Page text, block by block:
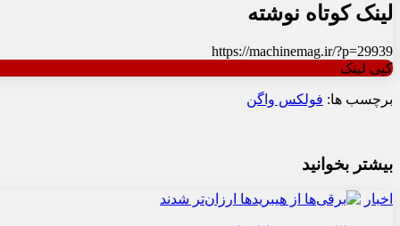
لینک کوتاه نوشته
https://machinemag.ir/?p=29939
کپی لینک
برچسب ها: فولکس واگن
بیشتر بخوانید
اخبار